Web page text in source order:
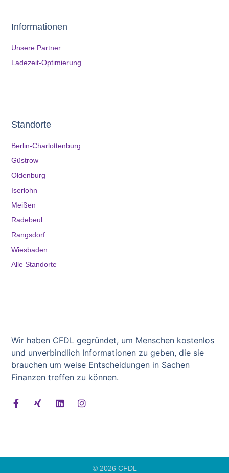
Wir haben CFDL gegründet, um Menschen kostenlos
und unverbindlich Informationen zu geben, die sie
brauchen um weise Entscheidungen in Sachen
Finanzen treffen zu können.
Standorte
Berlin-Charlottenburg
Güstrow
Oldenburg
Iserlohn
Meißen
Radebeul
Rangsdorf
Wiesbaden
Alle Standorte
Informationen
Unsere Partner
Ladezeit-Optimierung
© 2026 CFDL